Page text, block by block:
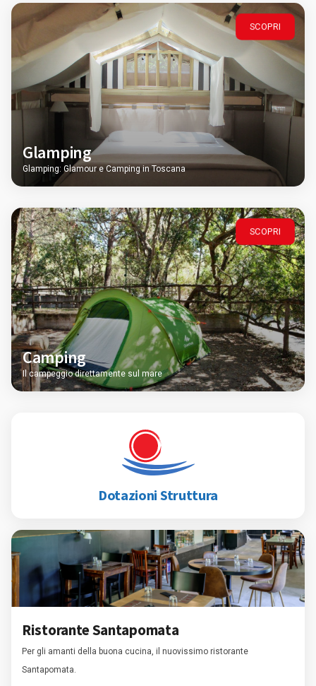
SCOPRI
Glamping
Glamping: Glamour e Camping in Toscana
SCOPRI
Camping
Il campeggio direttamente sul mare
Dotazioni Struttura
Ristorante Santapomata
Per gli amanti della buona cucina, il nuovissimo ristorante
Santapomata.